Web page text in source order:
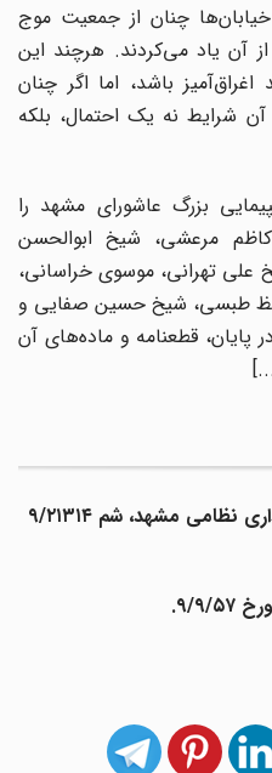
چنان از جمعیت موج
آن یاد می‌کردند. هرچند این
باشد، اما اگر چنان
نه یک احتمال، بلکه
بزرگ عاشورای مشهد را
مرعشی، شیخ ابوالحسن
تهرانی، موسوی خراسانی،
طبسی، شیخ حسین صفایی و
قطعنامه و ماده‌های آن
نامه ساواک خراسان به فرمانداری نظامی مشهد، شم ۹/۲۱۳۱۴